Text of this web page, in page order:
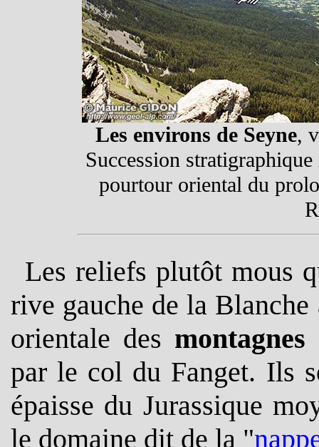
Les environs de Seyne,
Succession
pourtour oriental du
Les reliefs plutôt mous
rive gauche de la
orientale des
par le col du Fanget. Ils
épaisse du Jurassique
le domaine dit de la "